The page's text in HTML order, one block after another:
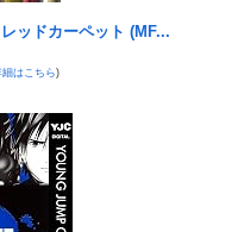
日本びいき』にヨーロッパ
しい
へ26号HR!!!!
夫婦ショットが公開
リーグ/山佐ネクスト）
のガチでオススメｗｗｗｗ
ッドカーペット (MF...
細はこちら)